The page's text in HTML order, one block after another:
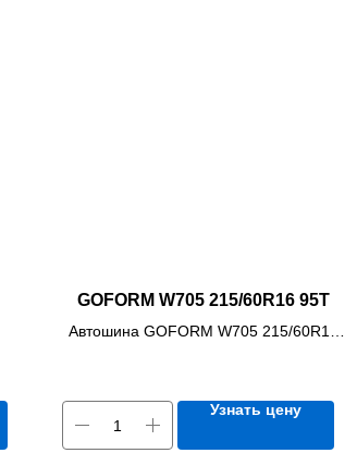
GOFORM W705 215/60R16 95T
Автошина GOFORM W705 215/60R16
Узнать цену